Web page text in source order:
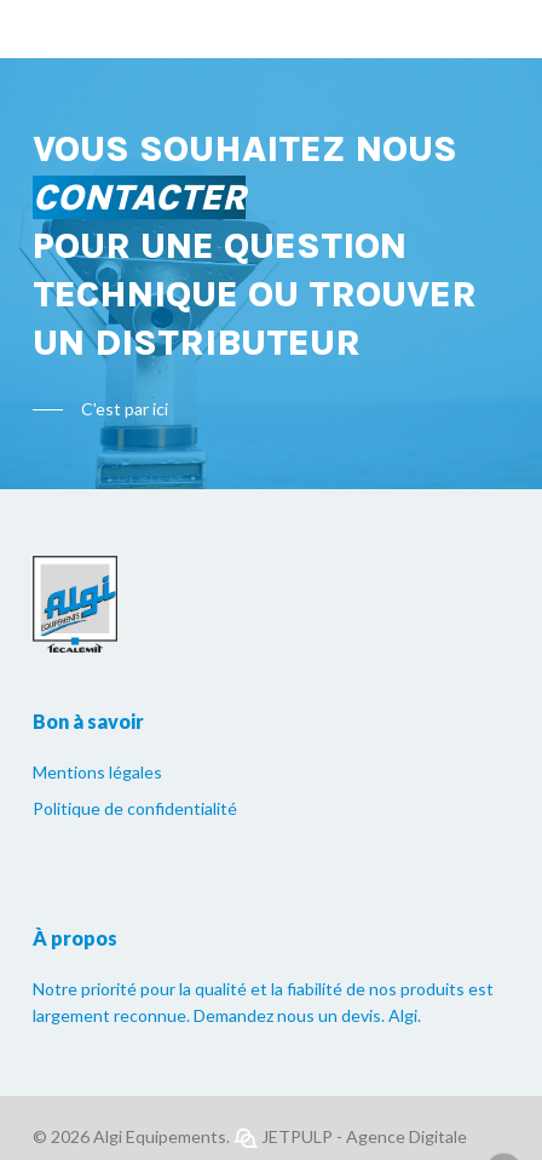
VOUS SOUHAITEZ NOUS
CONTACTER
POUR UNE QUESTION
TECHNIQUE OU TROUVER
UN DISTRIBUTEUR
C'est par ici
Bon à savoir
Mentions légales
Politique de confidentialité
À propos
Notre priorité pour la qualité et la fiabilité de nos produits est
largement reconnue. Demandez nous un devis. Algi.
© 2026 Algi Equipements. JETPULP - Agence Digitale